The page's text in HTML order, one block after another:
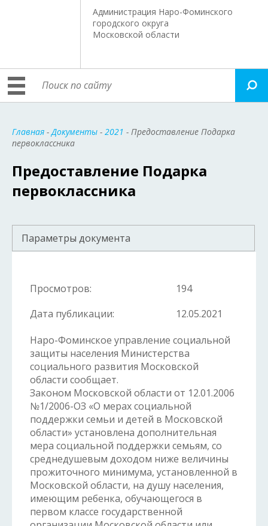
Администрация Наро-Фоминского
городского округа
Московской области
Главная -Документы - 2021 - Предоставление Подарка
первоклассника
Предоставление Подарка
первоклассника
Параметры документа
Просмотров:
194
Дата публикации:
12.05.2021
Наро-Фоминское управление социальной
защиты населения Министерства
социального развития Московской
области сообщает.
Законом Московской области от 12.01.2006
№1/2006-ОЗ «О мерах социальной
поддержки семьи и детей в Московской
области» установлена дополнительная
мера социальной поддержки семьям, со
среднедушевым доходом ниже величины
прожиточного минимума, установленной в
Московской области, на душу населения,
имеющим ребенка, обучающегося в
первом классе государственной